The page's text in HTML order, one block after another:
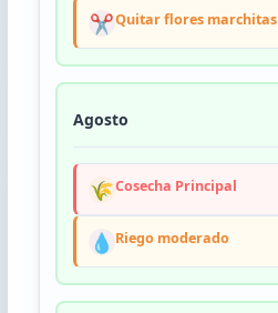
✂️Quitar flores marchitas
Agosto
🌾Cosecha Principal
💧 Riego moderado